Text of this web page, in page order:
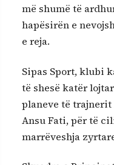
më shumë të
hapësirën e
e reja.
Sipas Sport, klubi
të shesë katër
planeve të
Ansu Fati, për të
marrëveshja